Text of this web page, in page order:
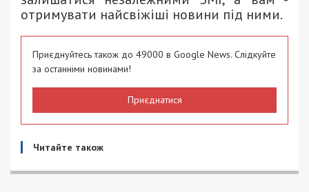
отримувати найсвіжіші новини під ними.
Приєднуйтесь також до 49000 в Google News. Слідкуйте
за останніми новинами!
Приєднатися
Читайте також